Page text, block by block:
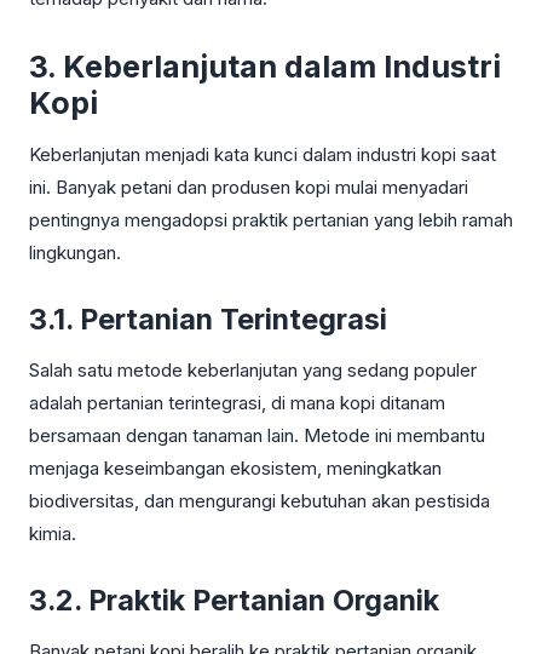
3. Keberlanjutan dalam Industri
Kopi
Keberlanjutan menjadi kata kunci dalam industri kopi saat
ini. Banyak petani dan produsen kopi mulai menyadari
pentingnya mengadopsi praktik pertanian yang lebih ramah
lingkungan.
3.1. Pertanian Terintegrasi
Salah satu metode keberlanjutan yang sedang populer
adalah pertanian terintegrasi, di mana kopi ditanam
bersamaan dengan tanaman lain. Metode ini membantu
menjaga keseimbangan ekosistem, meningkatkan
biodiversitas, dan mengurangi kebutuhan akan pestisida
kimia.
3.2. Praktik Pertanian Organik